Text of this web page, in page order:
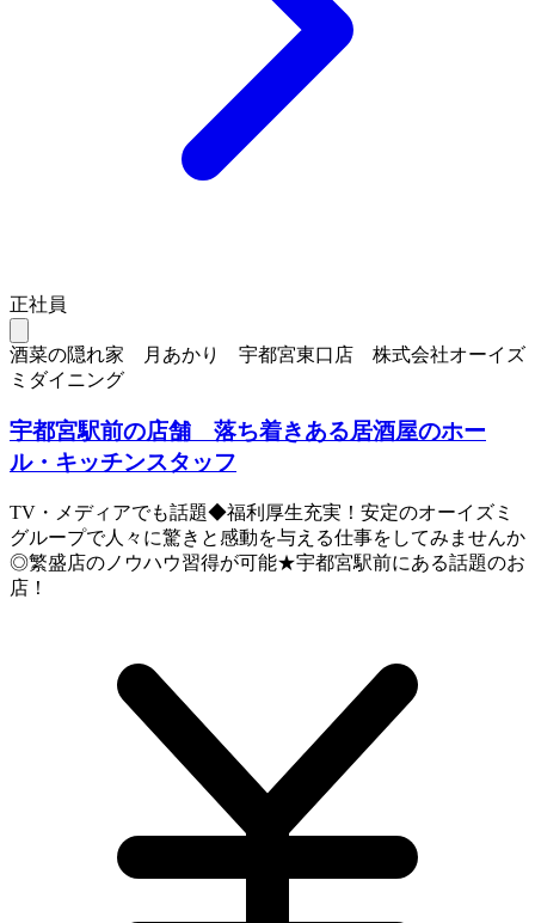
正社員
酒菜の隠れ家 月あかり 宇都宮東口店 株式会社オーイズ
ミダイニング
宇都宮駅前の店舗 落ち着きある居酒屋のホー
ル・キッチンスタッフ
TV・メディアでも話題◆福利厚生充実！安定のオーイズミ
グループで人々に驚きと感動を与える仕事をしてみませんか
◎繁盛店のノウハウ習得が可能★宇都宮駅前にある話題のお
店！